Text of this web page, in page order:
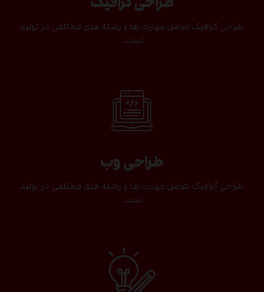
طراحی گرافیک شامل مهارت ها و رشته های مختلفی در تولید
است.
طراحی وب
طراحی گرافیک شامل مهارت ها و رشته های مختلفی در تولید
است.